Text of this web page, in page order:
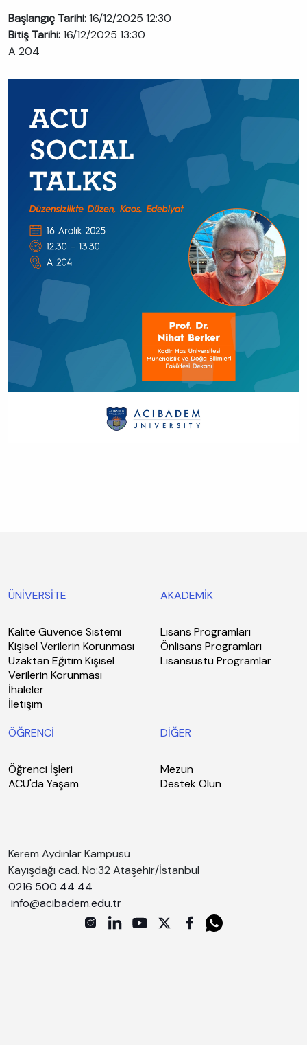
Başlangıç Tarihi:16/12/2025 12:30
Bitiş Tarihi:16/12/2025 13:30
A 204
ÜNİVERSİTE
Kalite Güvence Sistemi
Kişisel Verilerin Korunması
Uzaktan Eğitim Kişisel
Verilerin Korunması
İhaleler
İletişim
AKADEMİK
Lisans Programları
Önlisans Programları
Lisansüstü Programlar
ÖĞRENCİ
Öğrenci İşleri
ACU'da Yaşam
DİĞER
Mezun
Destek Olun
Kerem Aydınlar Kampüsü
Kayışdağı cad. No:32 Ataşehir/İstanbul
0216 500 44 44
info@acibadem.edu.tr